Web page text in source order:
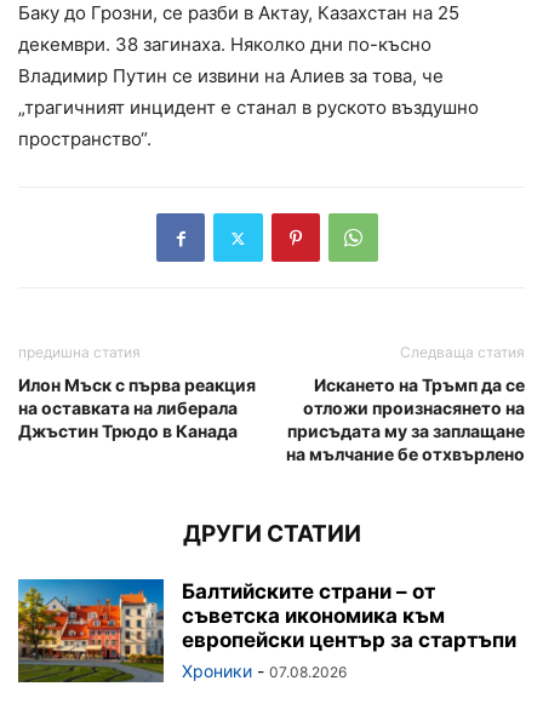
Баку до Грозни, се разби в Актау, Казахстан на 25
декември. 38 загинаха. Няколко дни по-късно
Владимир Путин се извини на Алиев за това, че
„трагичният инцидент е станал в руското въздушно
пространство“.
предишна статия
Илон Мъск с първа реакция
на оставката на либерала
Джъстин Трюдо в Канада
Следваща статия
Искането на Тръмп да се
отложи произнасянето на
присъдата му за заплащане
на мълчание бе отхвърлено
ДРУГИ СТАТИИ
Балтийските страни – от
съветска икономика към
европейски център за стартъпи
Хроники - 07.08.2026